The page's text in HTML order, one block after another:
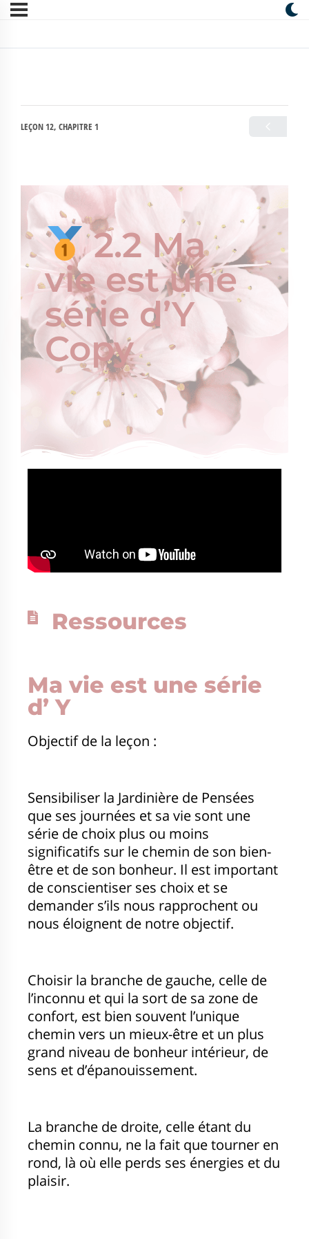
LEÇON 12, CHAPITRE 1
2.2 Ma
vie est une
série d’Y
Copy
Ressources
Ma vie est une série
d’ Y
Objectif de la leçon :
Sensibiliser la Jardinière de Pensées
que ses journées et sa vie sont une
série de choix plus ou moins
significatifs sur le chemin de son bien-
être et de son bonheur. Il est important
de conscientiser ses choix et se
demander s’ils nous rapprochent ou
nous éloignent de notre objectif.
Choisir la branche de gauche, celle de
l’inconnu et qui la sort de sa zone de
confort, est bien souvent l’unique
chemin vers un mieux-être et un plus
grand niveau de bonheur intérieur, de
sens et d’épanouissement.
La branche de droite, celle étant du
chemin connu, ne la fait que tourner en
rond, là où elle perds ses énergies et du
plaisir.